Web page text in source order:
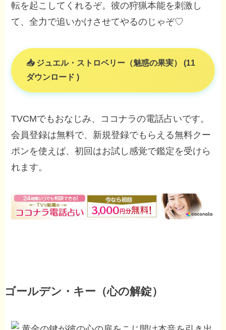
転を起こしてくれるぞ。彼の狩猟本能を刺激し
て、全力で追いかけさせてやるのじゃぞ♡
ジュエル・ストロベリー（魅惑の果実） (11
ダウンロード )
TVCMでもおなじみ、ココナラの電話占いです。
会員登録は無料で、新規登録でもらえる無料クー
ポンを使えば、初回はお試し感覚で鑑定を受けら
れます。
ゴールデン・キー（心の解錠）